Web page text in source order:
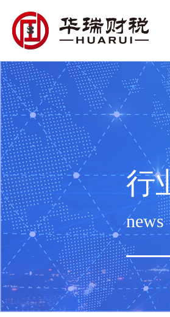
行
news